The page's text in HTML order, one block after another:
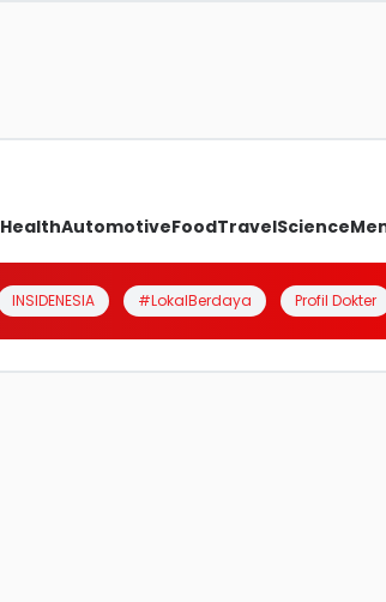
HealthAutomotiveFoodTravelScience
INSIDENESIA #LokalBerdaya Profil Dokter